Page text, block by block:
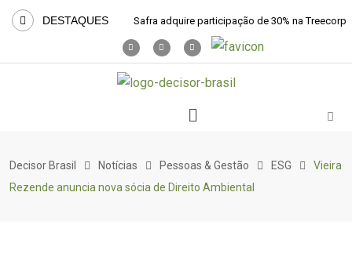
DESTAQUES Safra adquire participação de 30% na Treecorp
Decisor Brasil Notícias Pessoas & Gestão ESG
Vieira
Rezende anuncia nova sócia de Direito Ambiental